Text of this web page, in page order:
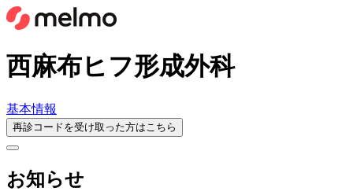
西麻布ヒフ形成外科
基本情報
再診コードを受け取った方はこちら
お知らせ